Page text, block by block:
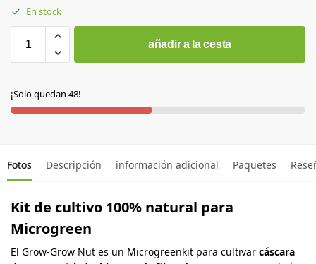
En stock
añadir a la cesta
¡Solo quedan 48!
Fotos Descripción información adicional Paquetes
Kit de cultivo 100% natural para
Microgreen
El Grow-Grow Nut es un Microgreenkit para cultivar cáscara